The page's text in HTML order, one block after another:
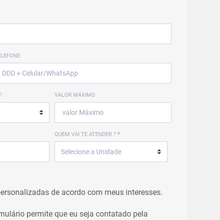
VALOR MÁXIMO
QUEM VAI TE ATENDER ?*
de acordo com meus interesses.
permite que eu seja contatado pela